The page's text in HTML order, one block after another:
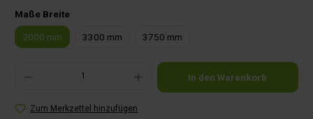
Maße Breiteauswählen
2000 mm 3300 mm 3750 mm
Produkt Anzahl: Gib den gewünschten Wert ein oder benutze die Schaltflächen um die
In den Warenkorb
Zum Merkzettel hinzufügen